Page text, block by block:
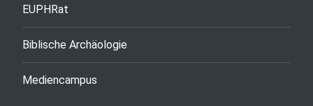
EUPHRat
Biblische Archäologie
Mediencampus